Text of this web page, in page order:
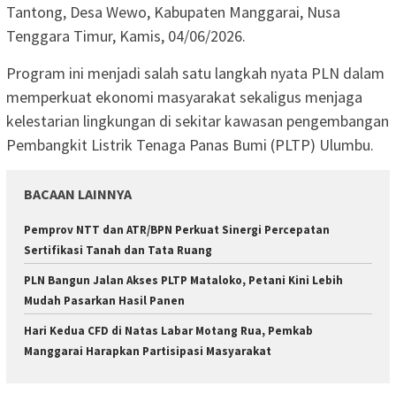
Tantong, Desa Wewo, Kabupaten Manggarai, Nusa
Tenggara Timur, Kamis, 04/06/2026.
Program ini menjadi salah satu langkah nyata PLN dalam
memperkuat ekonomi masyarakat sekaligus menjaga
kelestarian lingkungan di sekitar kawasan pengembangan
Pembangkit Listrik Tenaga Panas Bumi (PLTP) Ulumbu.
BACAAN LAINNYA
Pemprov NTT dan ATR/BPN Perkuat Sinergi Percepatan
Sertifikasi Tanah dan Tata Ruang
PLN Bangun Jalan Akses PLTP Mataloko, Petani Kini Lebih
Mudah Pasarkan Hasil Panen
Hari Kedua CFD di Natas Labar Motang Rua, Pemkab
Manggarai Harapkan Partisipasi Masyarakat